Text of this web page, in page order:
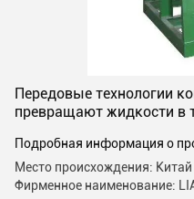
Передовые технологии
превращают жидкости в
Подробная информация о
Место происхождения: Китай
Фирменное наименование: